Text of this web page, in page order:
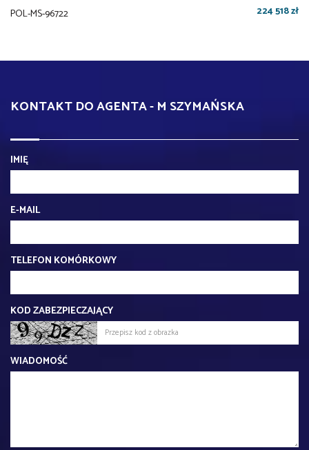
POL-MS-96722 224 518 zł
KONTAKT DO AGENTA - M SZYMAŃSKA
IMIĘ
E-MAIL
TELEFON KOMÓRKOWY
KOD ZABEZPIECZAJĄCY
WIADOMOŚĆ